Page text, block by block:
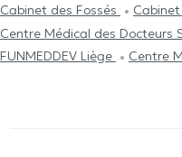
Cabinet des Fossés
Centre Médical des
FUNMEDDEV Liège
Centre